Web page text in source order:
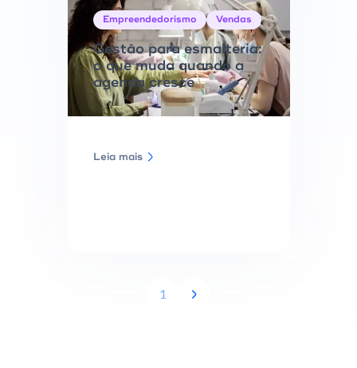
Empreendedorismo Vendas
Gestão para esmalteria:
o que muda quando a
agenda cresce
Leia mais
1